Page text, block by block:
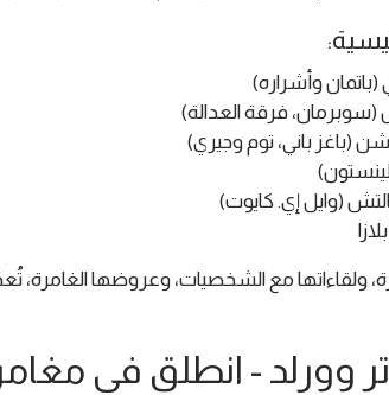
وأشراره)
(سوبرمان، فرقة العدالة)
(باغز باني، توم وجيري)
(وايل ​​إي. كايوت)
ولقاءاتها مع الشخصيات، وعروضها الغامرة،
وورلد - انطلق في